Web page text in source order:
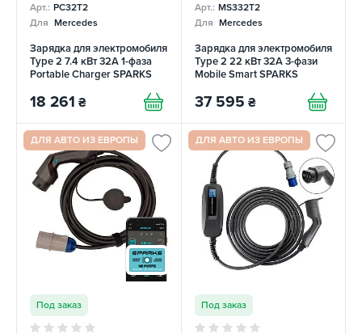
Арт.: PC32T2
Для Mercedes
Зарядка для электромобиля
Type 2 7.4 кВт 32А 1-фаза
Portable Charger SPARKS
18 261 ₴
Арт.: MS332T2
Для Mercedes
Зарядка для электромобиля
Type 2 22 кВт 32А 3-фази
Mobile Smart SPARKS
37 595 ₴
ДЛЯ АВТО ИЗ ЕВРОПЫ
Под заказ
ДЛЯ АВТО ИЗ ЕВРОПЫ
Под заказ